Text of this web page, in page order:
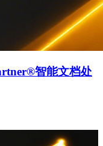
智能文档处